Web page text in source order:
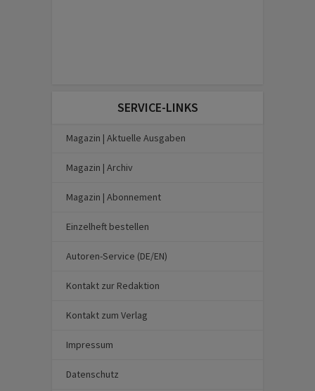
SERVICE-LINKS
Magazin | Aktuelle Ausgaben
Magazin | Archiv
Magazin | Abonnement
Einzelheft bestellen
Autoren-Service (DE/EN)
Kontakt zur Redaktion
Kontakt zum Verlag
Impressum
Datenschutz